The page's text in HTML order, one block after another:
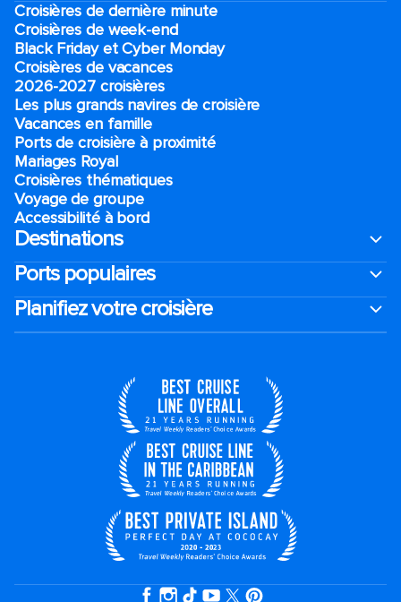
Croisières de dernière minute
Croisières de week-end
Black Friday et Cyber Monday
Croisières de vacances
2026-2027 croisières
Les plus grands navires de croisière
Vacances en famille
Ports de croisière à proximité
Mariages Royal
Croisières thématiques
Voyage de groupe​
Accessibilité à bord​
Destinations
Ports populaires
Planifiez votre croisière